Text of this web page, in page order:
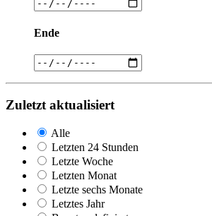
Ende
Zuletzt aktualisiert
Alle
Letzten 24 Stunden
Letzte Woche
Letzten Monat
Letzte sechs Monate
Letztes Jahr